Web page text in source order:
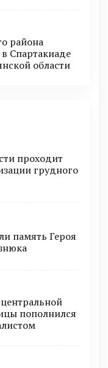
района
Спартакиаде
области
проходит
грудного
память Героя
пополнился